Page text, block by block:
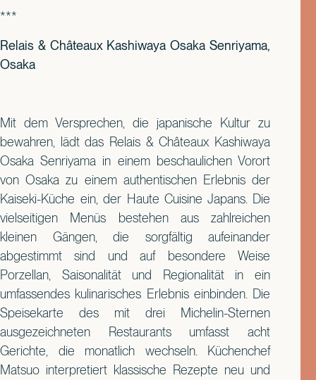
***
Relais & Châteaux Kashiwaya Osaka Senriyama,
Osaka
Mit dem Versprechen, die japanische Kultur zu
bewahren, lädt das Relais & Châteaux Kashiwaya
Osaka Senriyama in einem beschaulichen Vorort
von Osaka zu einem authentischen Erlebnis der
Kaiseki-Küche ein, der Haute Cuisine Japans. Die
vielseitigen Menüs bestehen aus zahlreichen
kleinen Gängen, die sorgfältig aufeinander
abgestimmt sind und auf besondere Weise
Porzellan, Saisonalität und Regionalität in ein
umfassendes kulinarisches Erlebnis einbinden. Die
Speisekarte des mit drei Michelin-Sternen
ausgezeichneten Restaurants umfasst acht
Gerichte, die monatlich wechseln. Küchenchef
Matsuo interpretiert klassische Rezepte neu und